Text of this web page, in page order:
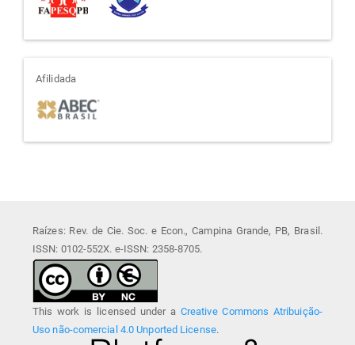
afiliada
Afilidada
Raízes: Rev. de Cie. Soc. e Econ., Campina Grande, PB, Brasil.
ISSN: 0102-552X. e-ISSN: 2358-8705.
This work is licensed under a Creative Commons Atribuição-
Uso não-comercial 4.0 Unported License.